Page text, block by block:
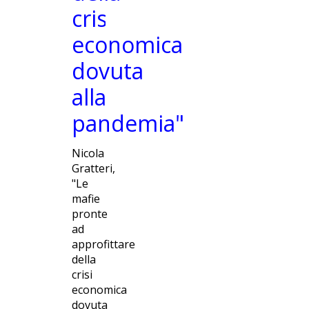
crisi
economica
dovuta
alla
pandemia"
Nicola
Gratteri,
"Le
mafie
pronte
ad
approfittare
della
crisi
economica
dovuta
MAFIE